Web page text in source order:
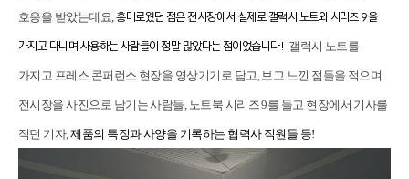
호응을 받았는데요,흥미로웠던 점은 전시장에서 실제로 갤럭시 노트와 시리즈9을
가지고 다니며 사용하는사람들이 정말 많았다는 점이었습니다! 갤럭시 노트를
가지고 프레스 콘퍼런스 현장을 영상기기로 담고, 보고 느낀 점들을 적으며
전시장을 사진으로 남기는 사람들, 노트북 시리즈 9를 들고 현장에서 기사를
적던 기자,제품의 특징과 사양을 기록하는 협력사 직원들 등!